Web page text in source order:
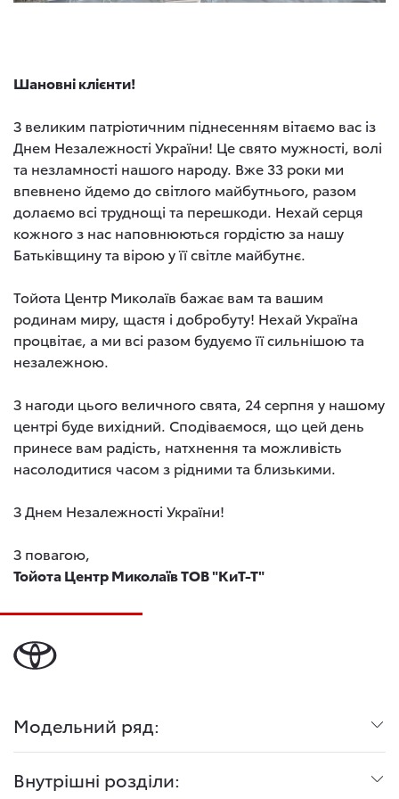
Шановні клієнти!
З великим патріотичним піднесенням вітаємо вас із
Днем Незалежності України! Це свято мужності, волі
та незламності нашого народу. Вже 33 роки ми
впевнено йдемо до світлого майбутнього, разом
долаємо всі труднощі та перешкоди. Нехай серця
кожного з нас наповнюються гордістю за нашу
Батьківщину та вірою у її світле майбутнє.
Тойота Центр Миколаїв бажає вам та вашим
родинам миру, щастя і добробуту! Нехай Україна
процвітає, а ми всі разом будуємо її сильнішою та
незалежною.
З нагоди цього величного свята, 24 серпня у нашому
центрі буде вихідний. Сподіваємося, що цей день
принесе вам радість, натхнення та можливість
насолодитися часом з рідними та близькими.
З Днем Незалежності України!
З повагою,
Тойота Центр Миколаїв ТОВ "КиТ-Т"
Модельний ряд:
Внутрішні розділи: